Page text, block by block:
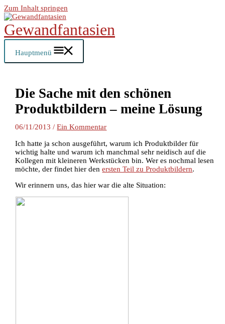
Zum Inhalt springen
Gewandfantasien
Hauptmenü
Die Sache mit den schönen
Produktbildern – meine Lösung
06/11/2013/Ein Kommentar
Ich hatte ja schon ausgeführt, warum ich Produktbilder für
wichtig halte und warum ich manchmal sehr neidisch auf die
Kollegen mit kleineren Werkstücken bin. Wer es nochmal lesen
möchte, der findet hier denersten Teil zu Produktbildern.
Wir erinnern uns, das hier war die alte Situation: